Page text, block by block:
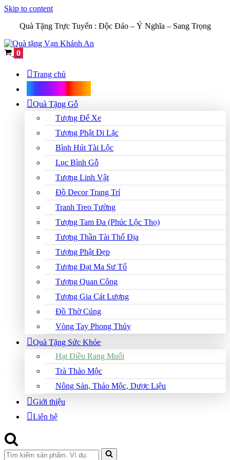
Skip to content
Quà Tặng Trực Tuyến : Độc Đáo – Ý Nghĩa – Sang Trọng
Cart
0
Trang chủ
Quà Tặng Gỗ
Tượng Để Xe
Tượng Phật Di Lặc
Bình Hút Tài Lộc
Lục Bình Gỗ
Tượng Linh Vật
Đồ Decor Trang Trí
Tranh Treo Tường
Tượng Tam Đa (Phúc Lộc Thọ)
Tượng Thần Tài Thổ Địa
Tượng Phật Đẹp
Tượng Đạt Ma Sư Tổ
Tượng Quan Công
Tượng Gia Cát Lượng
Đồ Thờ Cúng
Vòng Tay Phong Thủy
Quà Tặng Sức Khỏe
Hạt Điều Rang Muối
Trà Thảo Mộc
Nông Sản, Thảo Mộc, Dược Liệu
Giới thiệu
Liên hệ
Search